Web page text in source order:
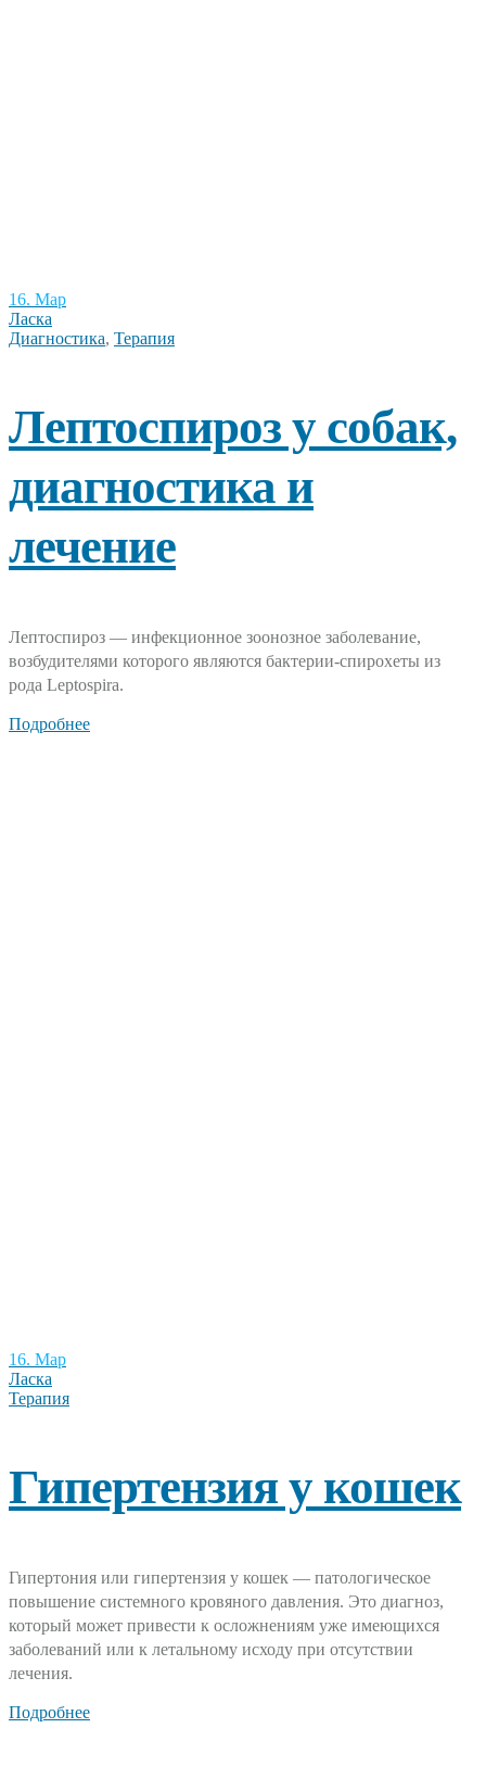
16. Мар
Ласка
Диагностика, Терапия
Лептоспироз у собак,
диагностика и
лечение
Лептоспироз — инфекционное зоонозное заболевание,
возбудителями которого являются бактерии-спирохеты из
рода Leptospira.
Подробнее
16. Мар
Ласка
Терапия
Гипертензия у кошек
Гипертония или гипертензия у кошек — патологическое
повышение системного кровяного давления. Это диагноз,
который может привести к осложнениям уже имеющихся
заболеваний или к летальному исходу при отсутствии
лечения.
Подробнее